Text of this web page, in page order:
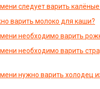
следует варить калёные
варить молоко для каши?
необходимо варить
необходимо варить
нужно варить холодец